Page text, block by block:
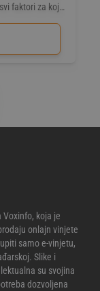
faktori za koje
koja je
onlajn vinjete
samo e-vinjetu,
Slike i
su svojina
dozvoljena